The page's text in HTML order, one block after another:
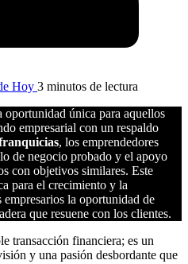
Hoy 3 minutos de lectura
oportunidad única para aquellos
empresarial con un respaldo
, los emprendedores
de negocio probado y el apoyo
con objetivos similares. Este
para el crecimiento y la
la oportunidad de
que resuene con los clientes.
transacción financiera; es un
y una pasión desbordante que